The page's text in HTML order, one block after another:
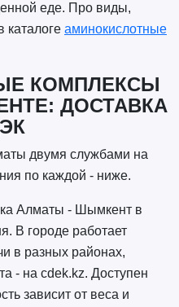
еде. Про виды,
аминокислотные
КОМПЛЕКСЫ
ДОСТАВКА
двумя службами на
по каждой - ниже.
Алматы - Шымкент в
В городе работает
в разных районах,
- на cdek.kz. Доступен
зависит от веса и